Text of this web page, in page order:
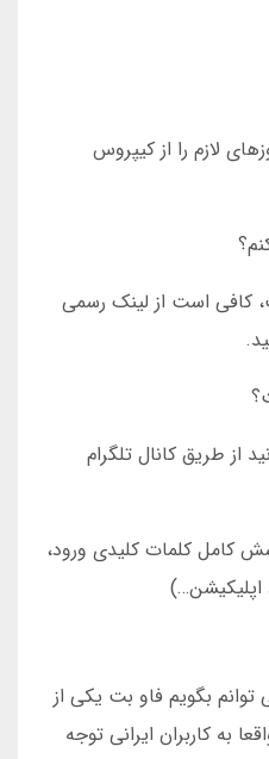
لازم را از کیپروس
کافی است از لینک رسمی
از طریق کانال تلگرام
کامل کلمات کلیدی ورود،
اپلیکیشن…)
می توانم بگویم فاو بت یکی از
به کاربران ایرانی توجه